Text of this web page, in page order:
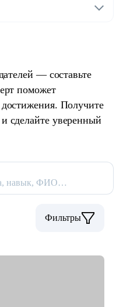
— составьте
поможет
Получите
сделайте уверенный
навык, ФИО…
Фильтры